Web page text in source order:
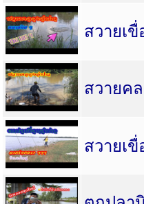
สวายเ
สวายค
สวายเ